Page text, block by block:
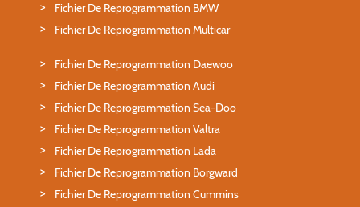
Fichier De Reprogrammation BMW
Fichier De Reprogrammation Multicar
Fichier De Reprogrammation Daewoo
Fichier De Reprogrammation Audi
Fichier De Reprogrammation Sea-Doo
Fichier De Reprogrammation Valtra
Fichier De Reprogrammation Lada
Fichier De Reprogrammation Borgward
Fichier De Reprogrammation Cummins